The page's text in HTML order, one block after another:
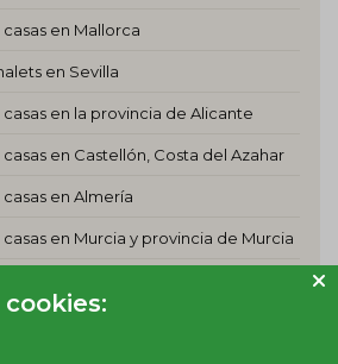
en Mallorca
en Sevilla
en la provincia de Alicante
en Castellón, Costa del Azahar
en Almería
en Murcia y provincia de Murcia